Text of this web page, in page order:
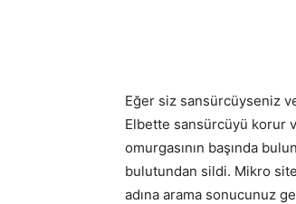
Eğer siz sansürcüyseniz
Elbette sansürcüyü korur
omurgasının başında
bulutundan sildi. Mikro
adına arama sonucunuz